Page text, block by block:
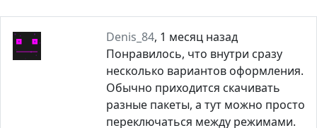
Denis_84, 1 месяц назад
Понравилось, что внутри сразу
несколько вариантов оформления.
Обычно приходится скачивать
разные пакеты, а тут можно просто
переключаться между режимами.